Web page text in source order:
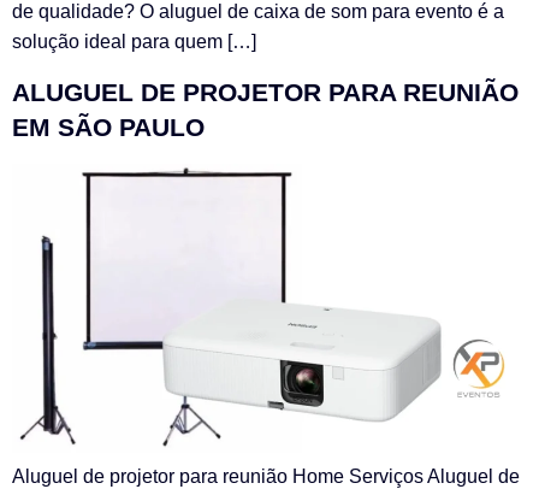
de qualidade? O aluguel de caixa de som para evento é a
solução ideal para quem […]
ALUGUEL DE PROJETOR PARA REUNIÃO
EM SÃO PAULO
Aluguel de projetor para reunião Home Serviços Aluguel de